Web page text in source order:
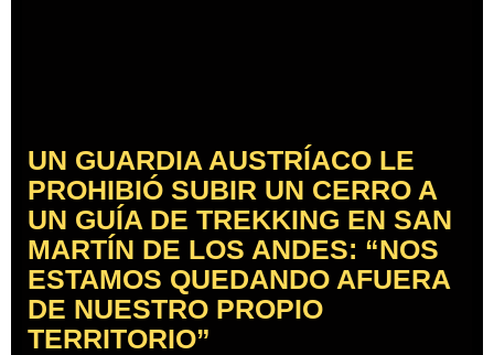
UN GUARDIA AUSTRÍACO LE
PROHIBIÓ SUBIR UN CERRO A
UN GUÍA DE TREKKING EN SAN
MARTÍN DE LOS ANDES: “NOS
ESTAMOS QUEDANDO AFUERA
DE NUESTRO PROPIO
TERRITORIO”